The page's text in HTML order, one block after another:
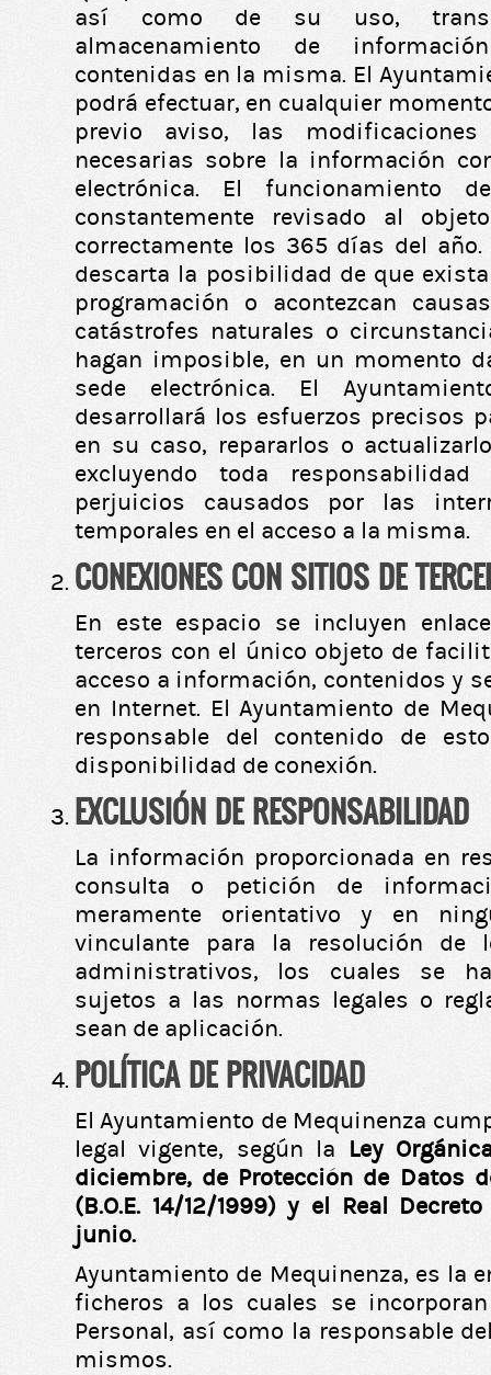
así como de su uso,
almacenamiento de
contenidas en la misma. El
podrá efectuar, en cualquier
previo aviso, las modificaciones
necesarias sobre la información
electrónica. El funcionamiento
constantemente revisado al
correctamente los 365 días del
descarta la posibilidad de que
programación o acontezcan
catástrofes naturales o
hagan imposible, en un momento
sede electrónica. El
desarrollará los esfuerzos precisos
en su caso, repararlos o
excluyendo toda
perjuicios causados por las
temporales en el acceso a la misma.
CONEXIONES CON SITIOS DE
En este espacio se incluyen
terceros con el único objeto de
acceso a información, contenidos y
en Internet. El Ayuntamiento de
responsable del contenido de
disponibilidad de conexión.
EXCLUSIÓN DE RESPONSABILIDAD
La información proporcionada en
consulta o petición de
meramente orientativo y en
vinculante para la resolución de
administrativos, los cuales se
sujetos a las normas legales o
sean de aplicación.
POLÍTICA DE PRIVACIDAD
El Ayuntamiento de Mequinenza
legal vigente, según la Ley
diciembre, de Protección de Datos
(B.O.E. 14/12/1999) y el Real
junio.
Ayuntamiento de Mequinenza, es la
ficheros a los cuales se
Personal, así como la responsable
mismos.